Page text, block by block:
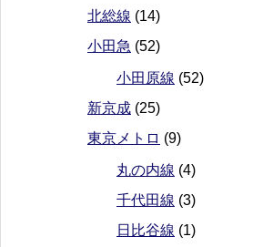
北総線 (14)
小田急 (52)
小田原線 (52)
新京成 (25)
東京メトロ (9)
丸の内線 (4)
千代田線 (3)
日比谷線 (1)